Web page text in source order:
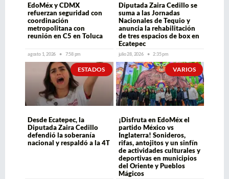
EdoMéx y CDMX
refuerzan seguridad con
coordinación
metropolitana con
reunión en C5 en Toluca
agosto 1, 2026 7:58 pm
Diputada Zaira Cedillo se
suma a las Jornadas
Nacionales de Tequio y
anuncia la rehabilitación
de tres espacios de box en
Ecatepec
julio 28, 2026 2:35 pm
ESTADOS
Desde Ecatepec, la
Diputada Zaira Cedillo
defendió la soberanía
nacional y respaldó a la 4T
VARIOS
¡Disfruta en EdoMéx el
partido México vs
Inglaterra! Sonideros,
rifas, antojitos y un sinfín
de actividades culturales y
deportivas en municipios
del Oriente y Pueblos
Mágicos